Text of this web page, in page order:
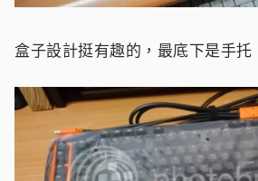
盒子設計挺有趣的，最底下是手托